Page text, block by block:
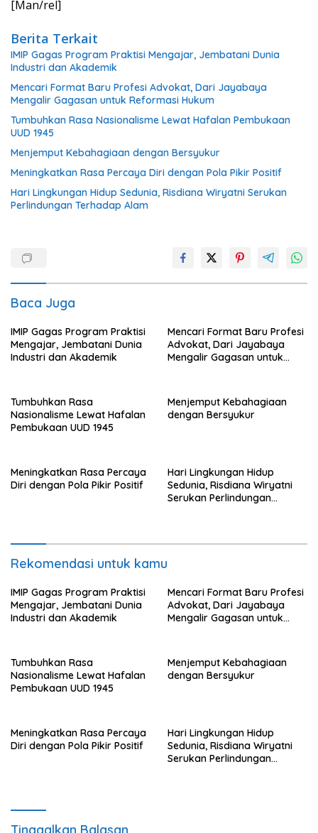
[Man/rel]
Berita Terkait
IMIP Gagas Program Praktisi Mengajar, Jembatani Dunia
Industri dan Akademik
Mencari Format Baru Profesi Advokat, Dari Jayabaya
Mengalir Gagasan untuk Reformasi Hukum
Tumbuhkan Rasa Nasionalisme Lewat Hafalan Pembukaan
UUD 1945
Menjemput Kebahagiaan dengan Bersyukur
Meningkatkan Rasa Percaya Diri dengan Pola Pikir Positif
Hari Lingkungan Hidup Sedunia, Risdiana Wiryatni Serukan
Perlindungan Terhadap Alam
Baca Juga
IMIP Gagas Program Praktisi
Mengajar, Jembatani Dunia
Industri dan Akademik
Mencari Format Baru Profesi
Advokat, Dari Jayabaya
Mengalir Gagasan untuk
Tumbuhkan Rasa
Nasionalisme Lewat Hafalan
Pembukaan UUD 1945
Menjemput Kebahagiaan
dengan Bersyukur
Meningkatkan Rasa Percaya
Diri dengan Pola Pikir Positif
Hari Lingkungan Hidup
Sedunia, Risdiana Wiryatni
Serukan Perlindungan
Rekomendasi untuk kamu
IMIP Gagas Program Praktisi
Mengajar, Jembatani Dunia
Industri dan Akademik
Mencari Format Baru Profesi
Advokat, Dari Jayabaya
Mengalir Gagasan untuk
Tumbuhkan Rasa
Nasionalisme Lewat Hafalan
Pembukaan UUD 1945
Menjemput Kebahagiaan
dengan Bersyukur
Meningkatkan Rasa Percaya
Diri dengan Pola Pikir Positif
Hari Lingkungan Hidup
Sedunia, Risdiana Wiryatni
Serukan Perlindungan
Tinggalkan Balasan